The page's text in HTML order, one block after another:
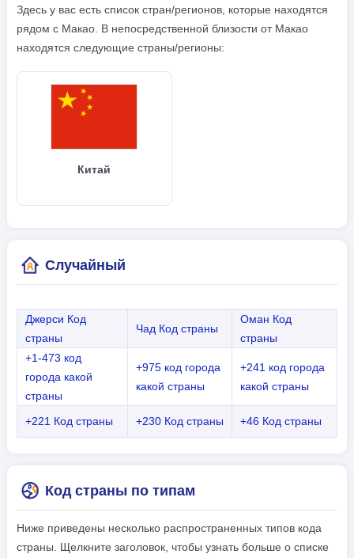
Здесь у вас есть список стран/регионов, которые находятся
рядом с Макао. В непосредственной близости от Макао
находятся следующие страны/регионы:
Китай
Случайный
Джерси Код
страны
Чад Код страны
Оман Код
страны
+1-473 код
города какой
страны
+975 код города
какой страны
+241 код города
какой страны
+221 Код страны +230 Код страны +46 Код страны
Код страны по типам
Ниже приведены несколько распространенных типов кода
страны. Щелкните заголовок, чтобы узнать больше о списке